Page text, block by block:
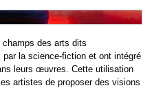
champs des arts dits
la science-fiction et ont intégré
leurs œuvres. Cette utilisation
artistes de proposer des visions